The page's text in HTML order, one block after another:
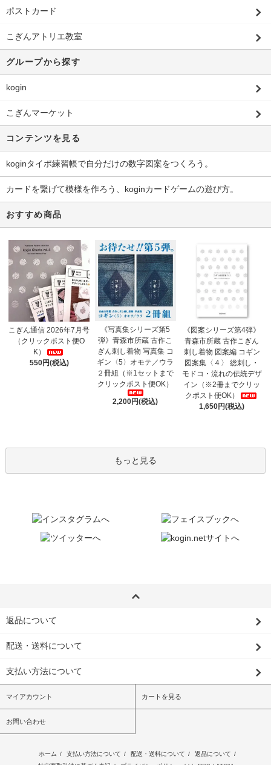
ポストカード
こぎんアトリエ教室
グループから探す
kogin
こぎんマーケット
コンテンツを見る
koginタイポ練習帳で自分だけの数字図案をつくろう。
カードを繋げて模様を作ろう、koginカードゲームの遊び方。
おすすめ商品
こぎん通信 2026年7月号
（クリックポスト便O
K）
550円(税込)
《写真集シリーズ第5
弾》青森市所蔵 古作こ
ぎん刺し着物 写真集 コ
ギン〈5〉オモテ／ウラ
２冊組（※1セットまで
クリックポスト便OK）
2,200円(税込)
《図案シリーズ第4弾》
青森市所蔵 古作こぎん
刺し着物 図案編 コギン
図案集〈４〉 総刺し・
モドコ・流れの伝統デザ
イン（※2冊までクリッ
クポスト便OK）
1,650円(税込)
もっと見る
返品について
配送・送料について
支払い方法について
マイアカウント カートを見る
お問い合わせ
ホーム / 支払い方法について / 配送・送料について / 返品について /